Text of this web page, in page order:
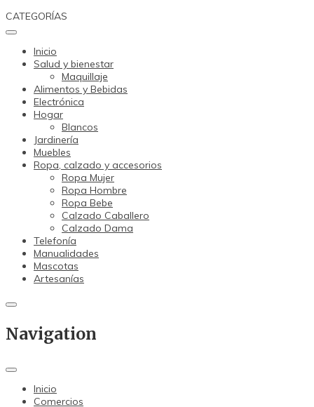
Skip
to
content
CATEGORÍAS
Inicio
Salud y bienestar
Maquillaje
Alimentos y Bebidas
Electrónica
Hogar
Blancos
Jardinería
Muebles
Ropa, calzado y accesorios
Ropa Mujer
Ropa Hombre
Ropa Bebe
Calzado Caballero
Calzado Dama
Telefonía
Manualidades
Mascotas
Artesanías
Navigation
Inicio
Comercios